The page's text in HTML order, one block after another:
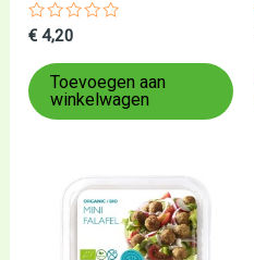
Gewaardeerd
uit
5
€ 4,20
Toevoegen aan
winkelwagen